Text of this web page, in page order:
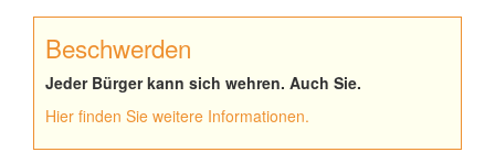
Beschwerden
Jeder Bürger kann sich wehren. Auch Sie.
Hier finden Sie weitere Informationen.